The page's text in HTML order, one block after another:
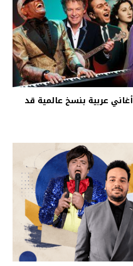
نسخة طبق الأصل: 7 أغاني عربية بنسخ عالمية قد